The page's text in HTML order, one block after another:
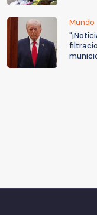
Mundo